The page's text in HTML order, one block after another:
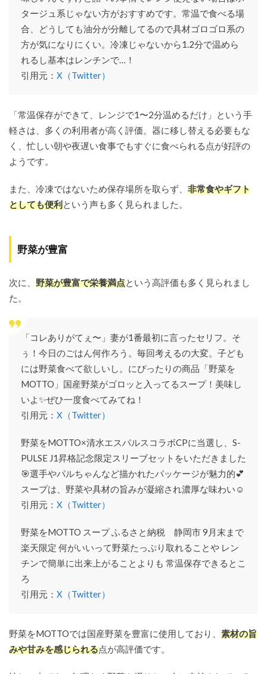
タージュ系じゃない方がおすすめです。常温で食べる場
合、どうしても油分が分離してるので具材ゴロゴロ系の
方が気になりにくい。冷凍じゃないから1.2分で温めら
れるし基本はレンチンで…！
引用元： X（Twitter）
「常温保存ができて、レンジで1〜2分温めるだけ」という手
軽さは、多くの利用者が高く評価。器に移し替える必要もな
く、忙しい朝や夜遅い食事でもすぐに食べられる点が好評の
ようです。
また、冷凍ではないため保存場所を取らず、 非常食やギフト
としても便利という声も多く見られました。
野菜が豊富
次に、 野菜が豊富で栄養満点という高評価も多く見られまし
た。
「コレありがてぇ〜」妻が1番最初に言ったセリフ。そ
ぅ！今日のごはん何作ろう。毎回考えるの大変。子ども
には野菜食べて欲しいし。にぴったりの商品「野菜を
MOTTO」国産野菜がゴロッと入ってるスープ！美味し
いよ✨ぜひ一度食べてみてね！
引用元： X（Twitter）
野菜をMOTTO×清水エスパルスコラボCPに当選し、S-
PULSE J1昇格記念限定スリーブセットをいただきました
🎯選手やパルちゃんなど描かれたパッケージが魅力的💕
スープは、野菜や具材の旨みが凝縮され濃厚な味わい☺️
引用元： X（Twitter）
野菜をMOTTO スープ ふるさと納税 静岡市 9月末まで
楽天限定 何がいいって野菜たっぷり取れることや レン
チンで簡単に出来上がることよりも 常温保存できるとこ
ろ
引用元： X（Twitter）
野菜をMOTTOでは国産野菜を豊富に使用しており、 素材の旨
みや甘みを感じられる点が高評価です。